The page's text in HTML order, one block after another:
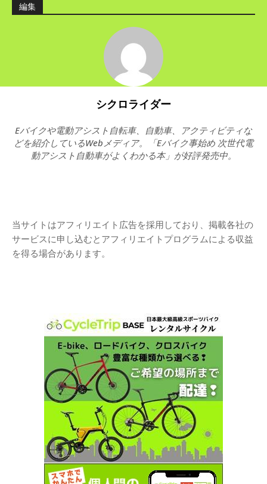
編集
シクロライダー
Eバイクや電動アシスト自転車、自動車、アクティビティな
どを紹介しているWebメディア。「Eバイク事始め 次世代電
動アシスト自動車がよくわかる本」が好評発売中。
当サイトはアフィリエイト広告を採用しており、掲載各社の
サービスに申し込むとアフィリエイトプログラムによる収益
を得る場合があります。